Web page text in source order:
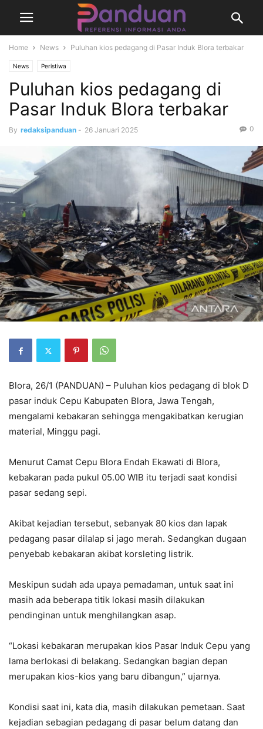
Home News Puluhan kios pedagang di Pasar Induk Blora terbakar
News Peristiwa
Puluhan kios pedagang di
Pasar Induk Blora terbakar
By redaksipanduan - 26 Januari 2025 0
Blora, 26/1 (PANDUAN) – Puluhan kios pedagang di blok D
pasar induk Cepu Kabupaten Blora, Jawa Tengah,
mengalami kebakaran sehingga mengakibatkan kerugian
material, Minggu pagi.
Menurut Camat Cepu Blora Endah Ekawati di Blora,
kebakaran pada pukul 05.00 WIB itu terjadi saat kondisi
pasar sedang sepi.
Akibat kejadian tersebut, sebanyak 80 kios dan lapak
pedagang pasar dilalap si jago merah. Sedangkan dugaan
penyebab kebakaran akibat korsleting listrik.
Meskipun sudah ada upaya pemadaman, untuk saat ini
masih ada beberapa titik lokasi masih dilakukan
pendinginan untuk menghilangkan asap.
“Lokasi kebakaran merupakan kios Pasar Induk Cepu yang
lama berlokasi di belakang. Sedangkan bagian depan
merupakan kios-kios yang baru dibangun,” ujarnya.
Kondisi saat ini, kata dia, masih dilakukan pemetaan. Saat
kejadian sebagian pedagang di pasar belum datang dan